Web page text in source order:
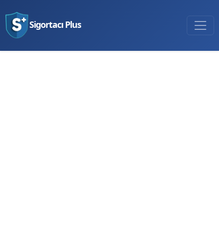
Sigortacı Plus